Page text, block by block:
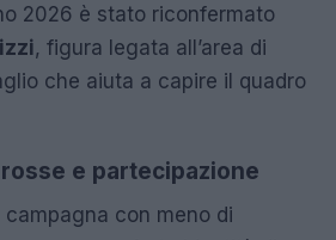
2026 è stato riconfermato
, figura legata all’area di
che aiuta a capire il quadro
e partecipazione
con meno di